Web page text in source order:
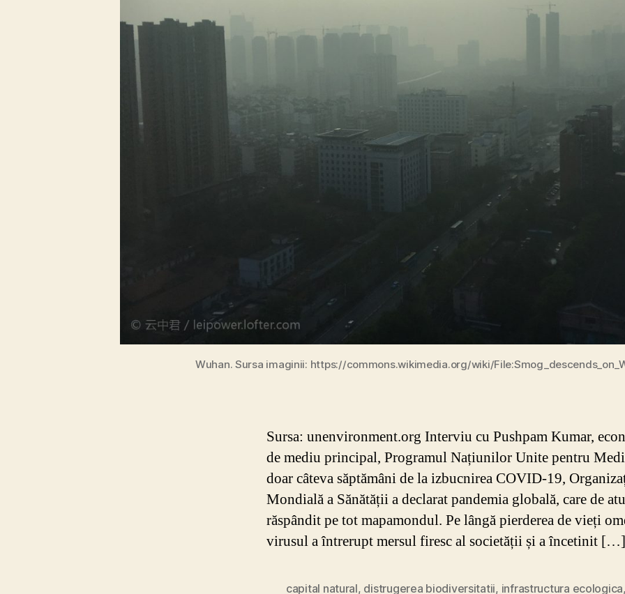
Wuhan. Sursa imaginii: https://commons.wikimedia.org/wiki/
Sursa: unenvironment.org Interviu cu Pushpam Kumar,
de mediu principal, Programul Națiunilor Unite pentru
doar câteva săptămâni de la izbucnirea COVID-19,
Mondială a Sănătății a declarat pandemia globală, care de
răspândit pe tot mapamondul. Pe lângă pierderea de vieți
virusul a întrerupt mersul firesc al societății și a încetinit […]
capital natural, distrugerea biodiversitatii, infrastructura ecologica,